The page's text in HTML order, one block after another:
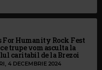
For Humanity Rock Fest
ce trupe vom asculta la
caritabil de la Brezoi
4 DECEMBRIE 2024